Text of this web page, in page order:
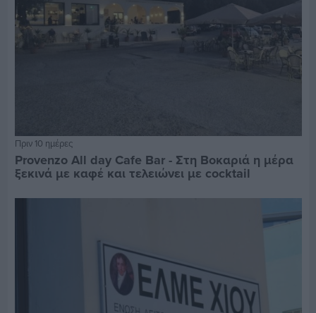
Πριν 10 ημέρες
Provenzo All day Cafe Bar - Στη Βοκαριά η μέρα
ξεκινά με καφέ και τελειώνει με cocktail